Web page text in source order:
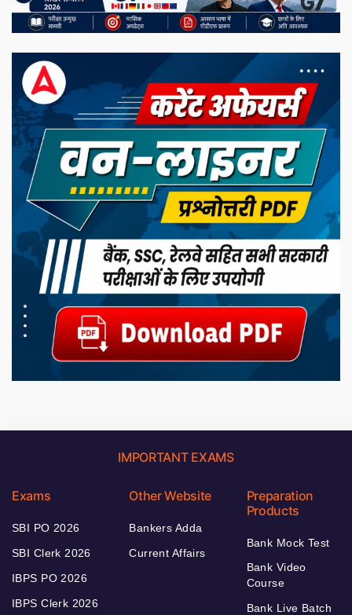
IMPORTANT EXAMS
Exams
SBI PO 2026
SBI Clerk 2026
IBPS PO 2026
IBPS Clerk 2026
Other Website
Bankers Adda
Current Affairs
Preparation
Products
Bank Mock Test
Bank Video
Course
Bank Live Batch